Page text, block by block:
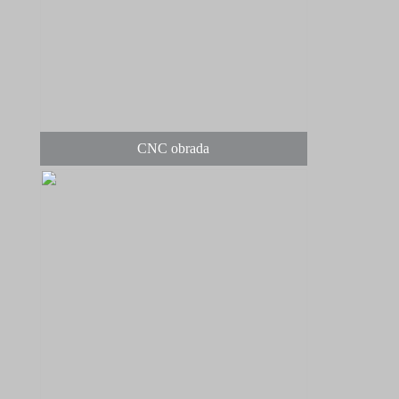
CNC obrada